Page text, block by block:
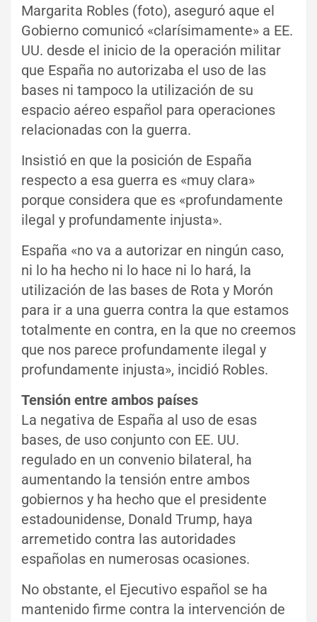
Margarita Robles (foto), aseguró aque el
Gobierno comunicó «clarísimamente» a EE.
UU. desde el inicio de la operación militar
que España no autorizaba el uso de las
bases ni tampoco la utilización de su
espacio aéreo español para operaciones
relacionadas con la guerra.
Insistió en que la posición de España
respecto a esa guerra es «muy clara»
porque considera que es «profundamente
ilegal y profundamente injusta».
España «no va a autorizar en ningún caso,
ni lo ha hecho ni lo hace ni lo hará, la
utilización de las bases de Rota y Morón
para ir a una guerra contra la que estamos
totalmente en contra, en la que no creemos
que nos parece profundamente ilegal y
profundamente injusta», incidió Robles.
Tensión entre ambos países
La negativa de España al uso de esas
bases, de uso conjunto con EE. UU.
regulado en un convenio bilateral, ha
aumentando la tensión entre ambos
gobiernos y ha hecho que el presidente
estadounidense, Donald Trump, haya
arremetido contra las autoridades
españolas en numerosas ocasiones.
No obstante, el Ejecutivo español se ha
mantenido firme contra la intervención de